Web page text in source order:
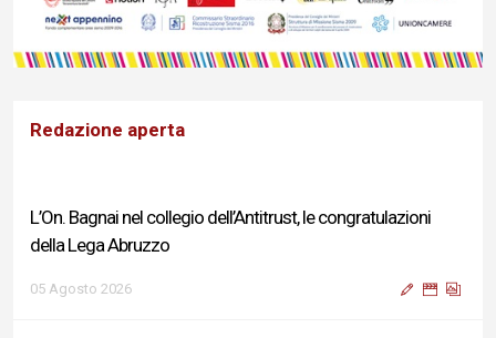
Redazione aperta
L’On. Bagnai nel collegio dell’Antitrust, le congratulazioni
della Lega Abruzzo
05 Agosto 2026